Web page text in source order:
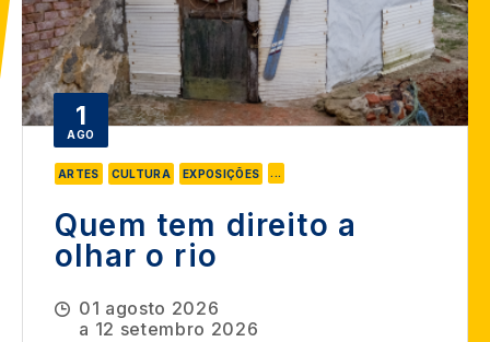
1
AGO
ARTES CULTURA EXPOSIÇÕES ...
Quem tem direito a
olhar o rio
01 agosto 2026
a 12 setembro 2026